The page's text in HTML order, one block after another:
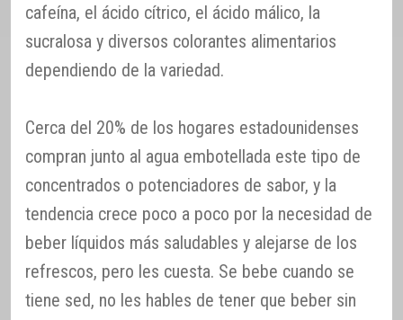
cafeína, el ácido cítrico, el ácido málico, la
sucralosa y diversos colorantes alimentarios
dependiendo de la variedad.
Cerca del 20% de los hogares estadounidenses
compran junto al agua embotellada este tipo de
concentrados o potenciadores de sabor, y la
tendencia crece poco a poco por la necesidad de
beber líquidos más saludables y alejarse de los
refrescos, pero les cuesta. Se bebe cuando se
tiene sed, no les hables de tener que beber sin